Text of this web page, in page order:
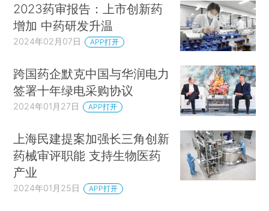
2023药审报告：上市创新药
增加 中药研发升温
2024年02月07日 APP打开
跨国药企默克中国与华润电力
签署十年绿电采购协议
2024年01月27日 APP打开
上海民建提案加强长三角创新
药械审评职能 支持生物医药
产业
2024年01月25日 APP打开